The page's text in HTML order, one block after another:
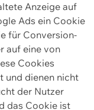
Anzeige auf
Ads ein Cookie
für Conversion-
auf eine von
Cookies
und dienen nicht
der Nutzer
das Cookie ist